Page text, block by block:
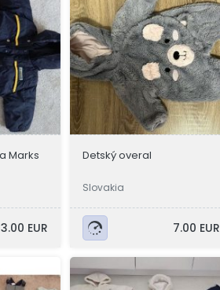
Marks
EUR
Detský overal
Slovakia
7.00 EUR